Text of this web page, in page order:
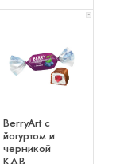
x 2
BerryArt c
йогуртом и
черникой